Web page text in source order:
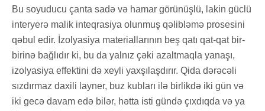
Bu soyuducu çanta sadə və hamar görünüşlü, lakin güclü
interyerə malik inteqrasiya olunmuş qəlibləmə prosesini
qəbul edir. İzolyasiya materiallarının beş qatı qat-qat bir-
birinə bağlıdır ki, bu da yalnız çəki azaltmaqla yanaşı,
izolyasiya effektini də xeyli yaxşılaşdırır. Qida dərəcəli
sızdırmaz daxili layner, buz kubları ilə birlikdə iki gün və
iki gecə davam edə bilər, hətta isti gündə çıxdıqda və ya